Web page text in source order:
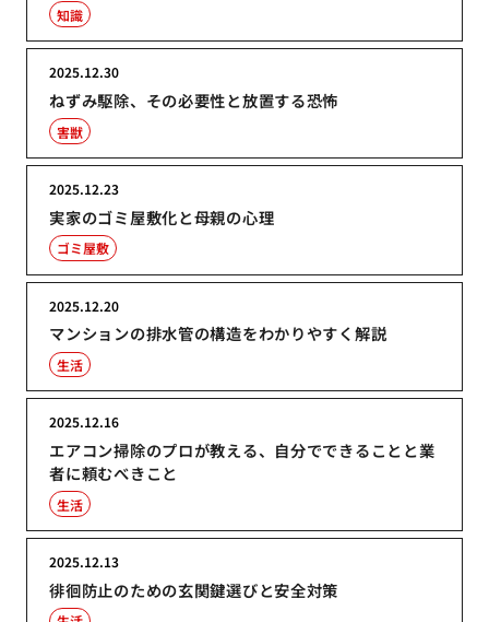
知識
ねずみ駆除、その必要性と放置する恐怖
2025.12.30
害獣
実家のゴミ屋敷化と母親の心理
2025.12.23
ゴミ屋敷
マンションの排水管の構造をわかりやすく解説
2025.12.20
生活
エアコン掃除のプロが教える、自分でできることと業
者に頼むべきこと
2025.12.16
生活
徘徊防止のための玄関鍵選びと安全対策
2025.12.13